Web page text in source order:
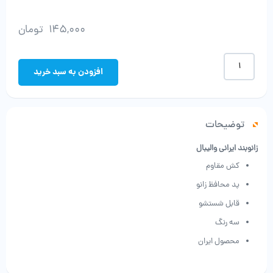
145,000 تومان
زانوبند
ایرانی
والیبال
عدد
افزودن به سبد خرید
توضیحات
زانوبند ایرانی والیبال
کش مقاوم
پد محافظ زانو
قابل شستشو
سه رنگ
محصول ایران